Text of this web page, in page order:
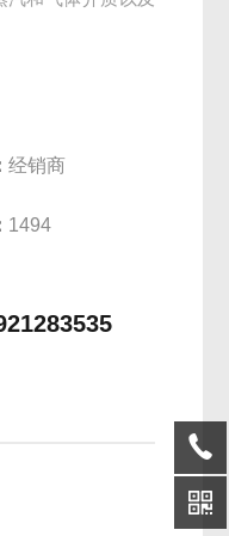
经销商
1494